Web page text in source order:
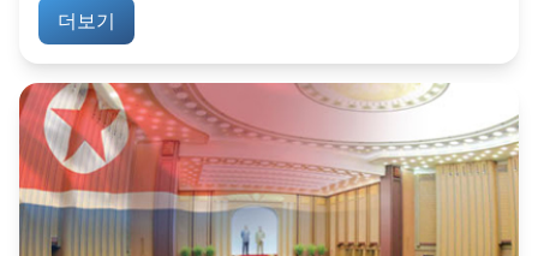
더보기